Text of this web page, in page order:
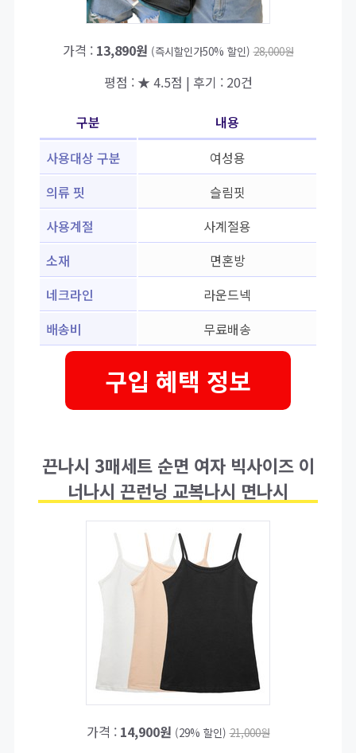
가격 : 13,890원 (즉시할인가50% 할인) 28,000원
평점 : ★ 4.5점 | 후기 : 20건
구분
내용
사용대상 구분
여성용
의류 핏
슬림핏
사용계절
사계절용
소재
면혼방
네크라인
라운드넥
배송비
무료배송
구입 혜택 정보
끈나시 3매세트 순면 여자 빅사이즈 이
너나시 끈런닝 교복나시 면나시
가격 : 14,900원 (29% 할인) 21,000원